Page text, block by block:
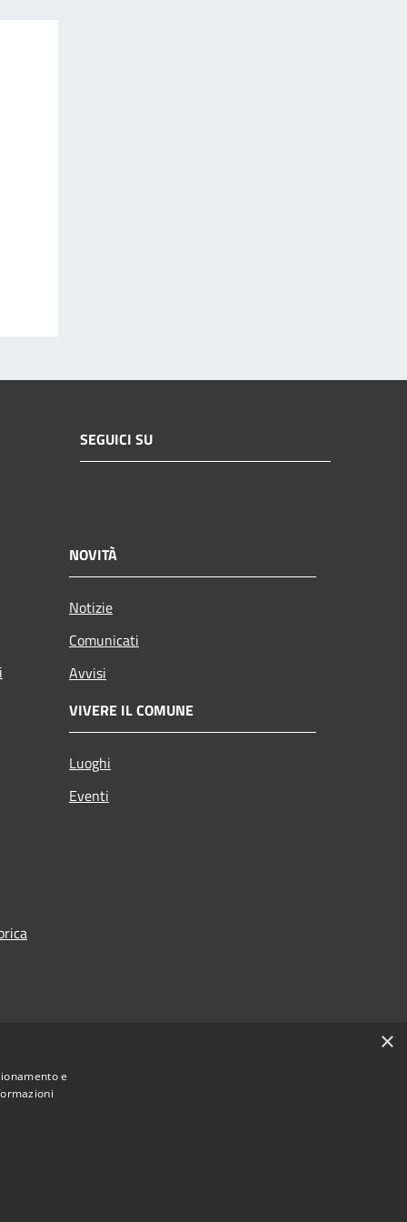
SEGUICI SU
NOVITÀ
Notizie
Comunicati
Avvisi
VIVERE IL COMUNE
Luoghi
Eventi
×
e